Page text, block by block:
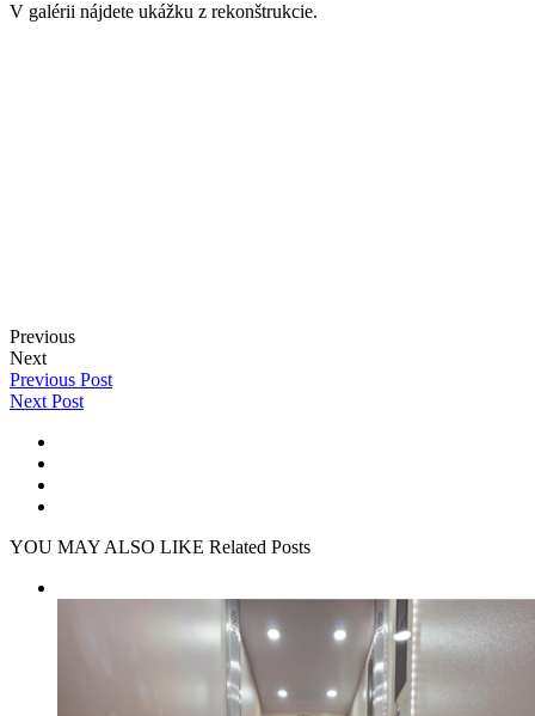
V galérii nájdete ukážku z rekonštrukcie.
Previous
Next
Previous Post
Next Post
YOU MAY ALSO LIKE Related Posts